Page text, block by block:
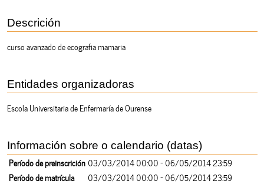
Descrición
curso avanzado de ecografia mamaria
Entidades organizadoras
Escola Universitaria de Enfermaría de Ourense
Información sobre o calendario (datas)
Período de preinscrición 03/03/2014 00:00 - 06/05/2014 23:59
Período de matrícula
03/03/2014 00:00 - 06/05/2014 23:59